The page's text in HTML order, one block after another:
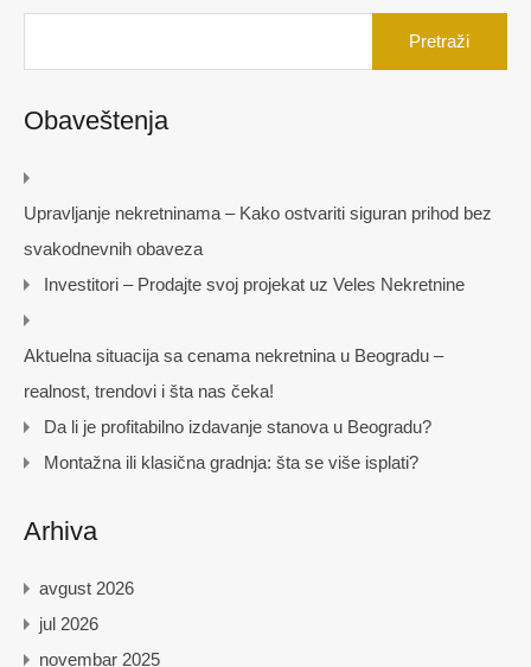
Obaveštenja
Upravljanje nekretninama – Kako ostvariti siguran prihod bez
svakodnevnih obaveza
Investitori – Prodajte svoj projekat uz Veles Nekretnine
Aktuelna situacija sa cenama nekretnina u Beogradu –
realnost, trendovi i šta nas čeka!
Da li je profitabilno izdavanje stanova u Beogradu?
Montažna ili klasična gradnja: šta se više isplati?
Arhiva
avgust 2026
jul 2026
novembar 2025